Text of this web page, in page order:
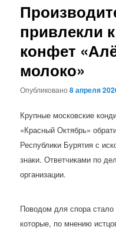
привлекли
конфет
молоко»
Опубликовано8 апреля
Крупные московские
«Красный Октябрь»
Республики Бурятия с
знаки. Ответчиками по
организации.
Поводом для спора стало
которые, по мнению